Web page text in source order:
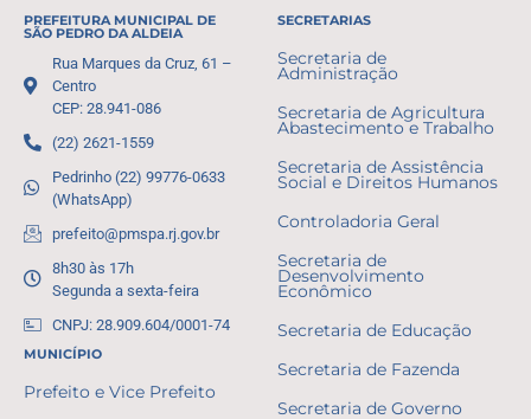
PREFEITURA MUNICIPAL DE
SÃO PEDRO DA ALDEIA
Rua Marques da Cruz, 61 –
Centro
CEP: 28.941-086
(22) 2621-1559
Pedrinho (22) 99776-0633
(WhatsApp)
prefeito@pmspa.rj.gov.br
8h30 às 17h
Segunda a sexta-feira
CNPJ: 28.909.604/0001-74
MUNICÍPIO
Prefeito e Vice Prefeito
SECRETARIAS
Secretaria de
Administração
Secretaria de Agricultura
Abastecimento e Trabalho
Secretaria de Assistência
Social e Direitos Humanos
Controladoria Geral
Secretaria de
Desenvolvimento
Econômico
Secretaria de Educação
Secretaria de Fazenda
Secretaria de Governo